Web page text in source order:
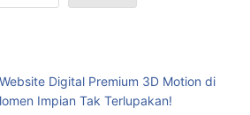
Digital Premium 3D Motion di
Impian Tak Terlupakan!